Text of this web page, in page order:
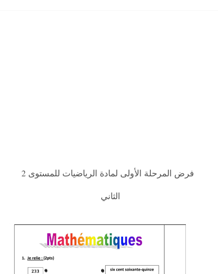
فرض المرحلة الأولى لمادة الرياضيات للمستوى 2
الثاني